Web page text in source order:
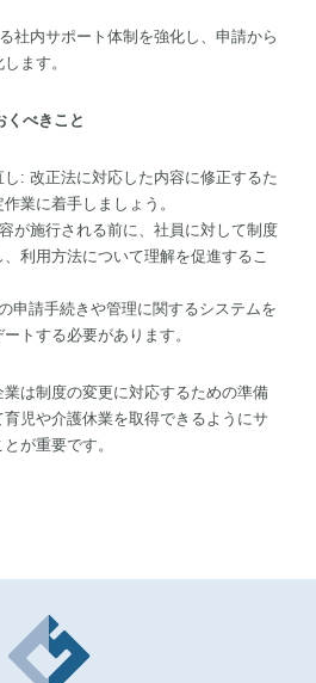
社内サポート体制を強化し、申請から
ます。
くべきこと
: 改正法に対応した内容に修正するた
業に着手しましょう。
が施行される前に、社員に対して制度
利用方法について理解を促進するこ
申請手続きや管理に関するシステムを
トする必要があります。
は制度の変更に対応するための準備
児や介護休業を取得できるようにサ
が重要です。